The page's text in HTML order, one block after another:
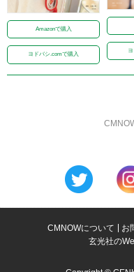
Amazonで購入
ヨドバシ.comで購入
CMNOWについて お
玄光社の